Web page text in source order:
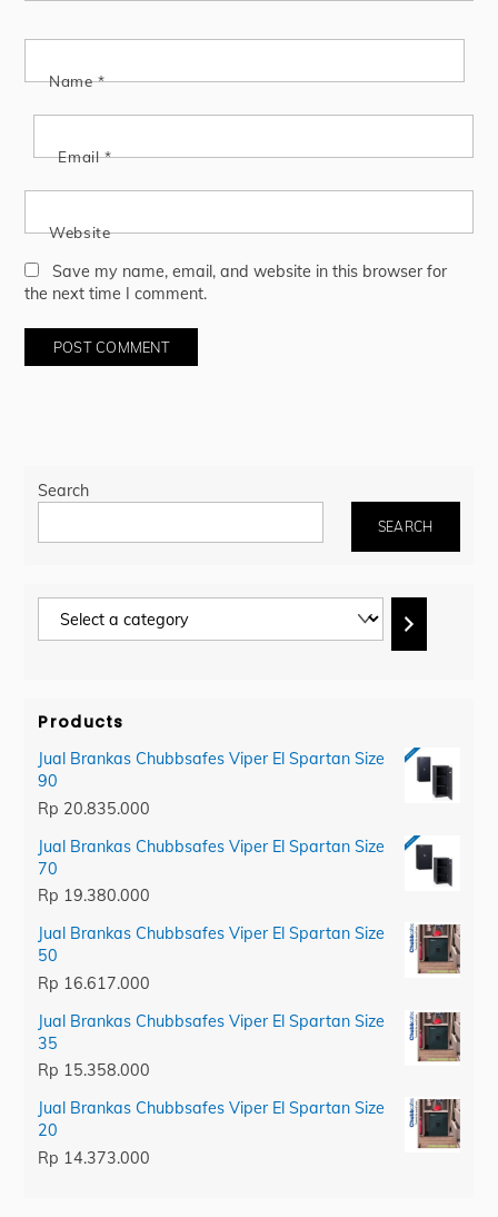
Name*
Email*
Website
Save my name, email, and website in this browser for
the next time I comment.
Search
SEARCH
Products
Jual Brankas Chubbsafes Viper El Spartan Size
90
Rp 20.835.000
Jual Brankas Chubbsafes Viper El Spartan Size
70
Rp 19.380.000
Jual Brankas Chubbsafes Viper El Spartan Size
50
Rp 16.617.000
Jual Brankas Chubbsafes Viper El Spartan Size
35
Rp 15.358.000
Jual Brankas Chubbsafes Viper El Spartan Size
20
Rp 14.373.000